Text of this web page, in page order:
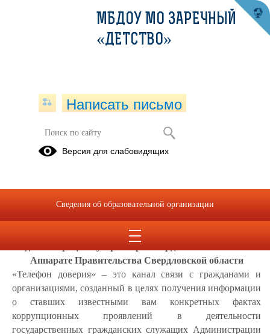
«Телефон доверия» по вопросам
профилактики коррупционных и
«Телефон доверия» по вопросам профилактики
коррупционных и иных правонарушений в
Аппарате Правительства Свердловской области
«Телефон доверия» – это канал связи с гражданами и
организациями, созданный в целях получения информации
о ставших известными вам конкретных фактах
коррупционных проявлений в деятельности
государственных гражданских служащих Администрации
МБДОУ МО ЗАРЕЧНЫЙ
«ДЕТСТВО»
Написать письмо
Версия для слабовидящих
Сведения об образовательной организации